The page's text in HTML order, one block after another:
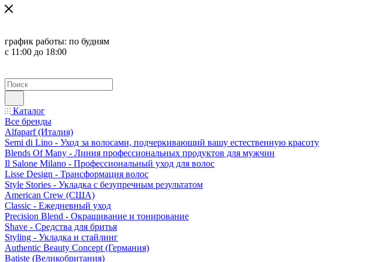
график работы: по будням
с 11:00 до 18:00
Каталог
Все бренды
Alfaparf (Италия)
Semi di Lino - Уход за волосами, подчеркивающий вашу естественную красоту
Blends Of Many - Линия профессиональных продуктов для мужчин
Il Salone Milano - Профессиональный уход для волос
Lisse Design - Трансформация волос
Style Stories - Укладка с безупречным результатом
American Crew (США)
Classic - Ежедневный уход
Precision Blend - Окрашивание и тонирование
Shave - Средства для бритья
Styling - Укладка и стайлинг
Authentic Beauty Concept (Германия)
Batiste (Великобритания)